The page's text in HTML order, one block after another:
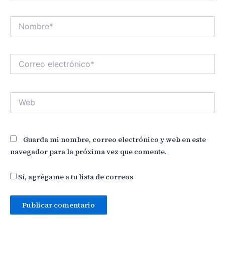
Correo
electrónico*
Guarda mi nombre, correo electrónico y web en este
navegador para la próxima vez que comente.
Sí, agrégame a tu lista de correos